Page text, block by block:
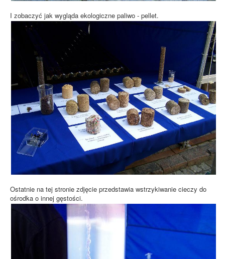
I zobaczyć jak wygląda ekologiczne paliwo - pellet.
Ostatnie na tej stronie zdjęcie przedstawia wstrzykiwanie cieczy do
ośrodka o innej gęstości.